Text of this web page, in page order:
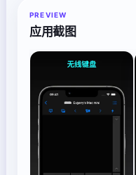
PREVIEW
应用截图